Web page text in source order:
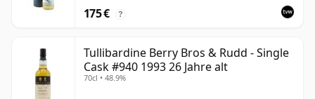
175 € ?
Tullibardine Berry Bros & Rudd - Single
Cask #940 1993 26 Jahre alt
70cl • 48.9%